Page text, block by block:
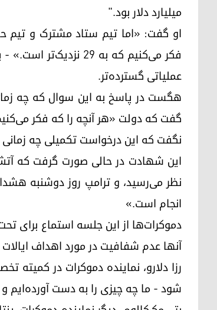
میلیارد دلار بود."
او گفت: «اما تیم ستاد مشترک و تیم
فکر می‌کنیم که به
عملیاتی گسترده‌تر.
هگست در پاسخ به این سوال که چه
گفت که دولت «هر آنچه را که فکر
نگفت که این درخواست تکمیلی چه
این شهادت در حالی صورت گرفت که
نظر می‌رسید، و ترامپ روز دوشنبه
انجام است.»
دموکرات‌ها از این جلسه استماع برای
آنها عدم شفافیت در مورد اهداف
رزا دلارو، نماینده دموکرات در
شود - ما چه چیزی را به دست آورده‌ایم